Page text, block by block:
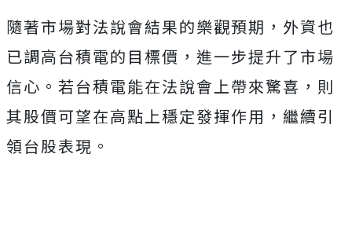
隨著市場對法說會結果的樂觀預期，外資也
已調高台積電的目標價，進一步提升了市場
信心。若台積電能在法說會上帶來驚喜，則
其股價可望在高點上穩定發揮作用，繼續引
領台股表現。